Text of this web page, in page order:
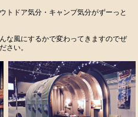
トドア気分・キャンプ気分がずーっと
な風にするかで変わってきますのでぜ
さい。